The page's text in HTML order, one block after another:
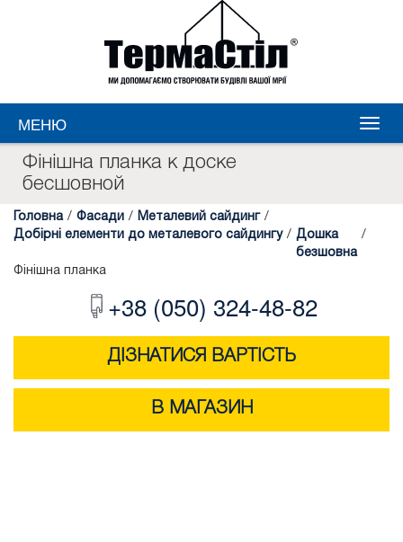
МЕНЮ
Фінішна планка к доске
бесшовной
Головна / Фасади / Металевий сайдинг /
Добірні елементи до металевого сайдингу / Дошка
безшовна
/
Фінішна планка
+38 (050) 324-48-82
ДІЗНАТИСЯ ВАРТІСТЬ
В МАГАЗИН